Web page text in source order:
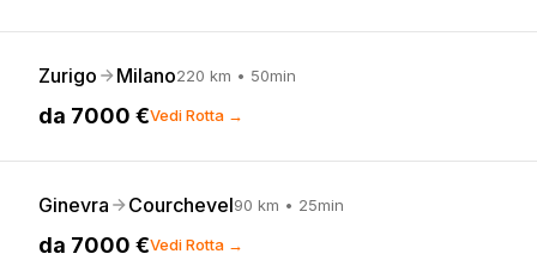
Zurigo Milano220 km • 50min
da 7000 €Vedi Rotta →
Ginevra Courchevel90 km • 25min
da 7000 €Vedi Rotta →